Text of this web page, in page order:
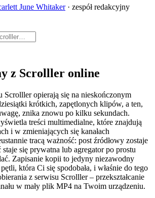
June Whitaker· zespół redakcyjny
z Scrolller online
Scrolller opierają się na nieskończonym
krótkich, zapętlonych klipów, a ten,
znika znowu po kilku sekundach.
treści multimedialne, które znajdują
i w zmieniających się kanałach
tracą ważność: post źródłowy zostaje
staje się prywatna lub agregator po prostu
Zapisanie kopii to jedyny niezawodny
która Ci się spodobała, i właśnie do tego
z serwisu Scrolller – przekształcanie
w mały plik MP4 na Twoim urządzeniu.